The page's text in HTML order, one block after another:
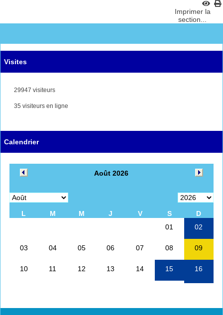
Imprimer la
section...
Visites
29947 visiteurs
35 visiteurs en ligne
Calendrier